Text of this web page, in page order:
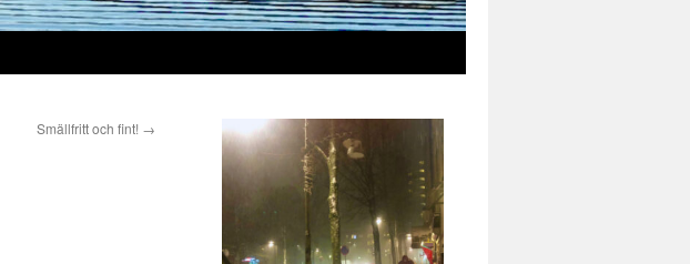
Smällfritt och fint! →